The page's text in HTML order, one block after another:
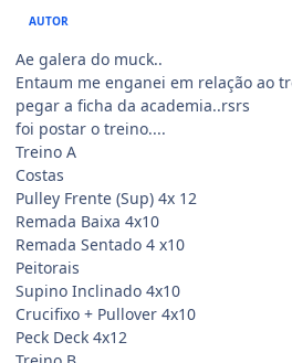
AUTOR
Ae galera do muck..
Entaum me enganei em relação ao
pegar a ficha da academia..rsrs
foi postar o treino....
Treino A
Costas
Pulley Frente (Sup) 4x 12
Remada Baixa 4x10
Remada Sentado 4 x10
Peitorais
Supino Inclinado 4x10
Crucifixo + Pullover 4x10
Peck Deck 4x12